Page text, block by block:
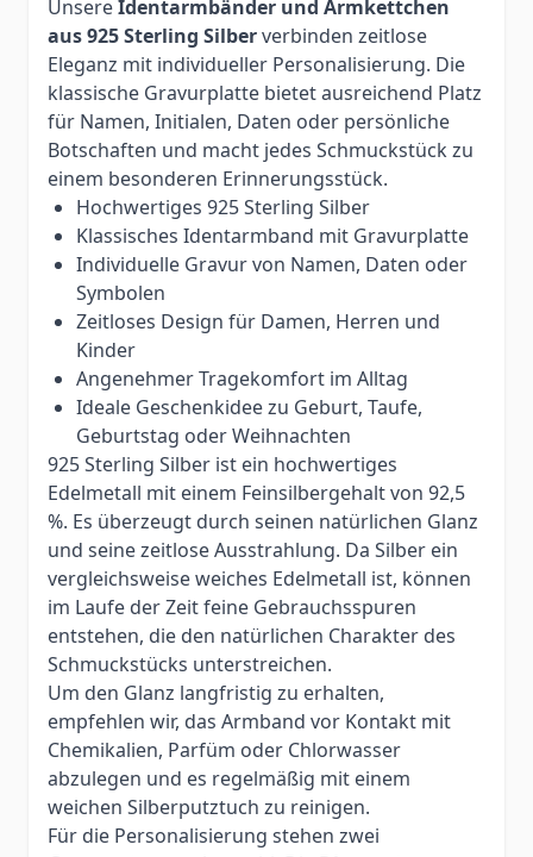
UnsereIdentarmbänder und Armkettchen
aus 925 Sterling Silberverbinden zeitlose
Eleganz mit individueller Personalisierung. Die
klassische Gravurplatte bietet ausreichend Platz
für Namen, Initialen, Daten oder persönliche
Botschaften und macht jedes Schmuckstück zu
einem besonderen Erinnerungsstück.
Hochwertiges 925 Sterling Silber
Klassisches Identarmband mit Gravurplatte
Individuelle Gravur von Namen, Daten oder
Symbolen
Zeitloses Design für Damen, Herren und
Kinder
Angenehmer Tragekomfort im Alltag
Ideale Geschenkidee zu Geburt, Taufe,
Geburtstag oder Weihnachten
925 Sterling Silber ist ein hochwertiges
Edelmetall mit einem Feinsilbergehalt von 92,5
%. Es überzeugt durch seinen natürlichen Glanz
und seine zeitlose Ausstrahlung. Da Silber ein
vergleichsweise weiches Edelmetall ist, können
im Laufe der Zeit feine Gebrauchsspuren
entstehen, die den natürlichen Charakter des
Schmuckstücks unterstreichen.
Um den Glanz langfristig zu erhalten,
empfehlen wir, das Armband vor Kontakt mit
Chemikalien, Parfüm oder Chlorwasser
abzulegen und es regelmäßig mit einem
weichen Silberputztuch zu reinigen.
Für die Personalisierung stehen zwei